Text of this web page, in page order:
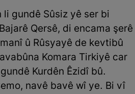
li gundê Sûsiz yê ser bi
Qersê, di encama şerê
û Rûsyayê de kevtibû
Komara Tirkiyê car
Kurdên Êzidî bû.
navê bavê wî ye. Bi vî